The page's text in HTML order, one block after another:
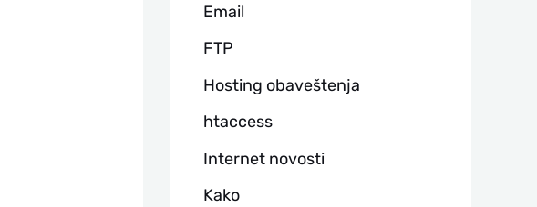
Email
FTP
Hosting obaveštenja
htaccess
Internet novosti
Kako